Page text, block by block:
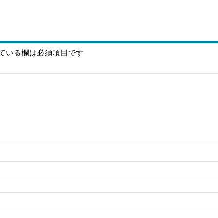
いる欄は必須項目です